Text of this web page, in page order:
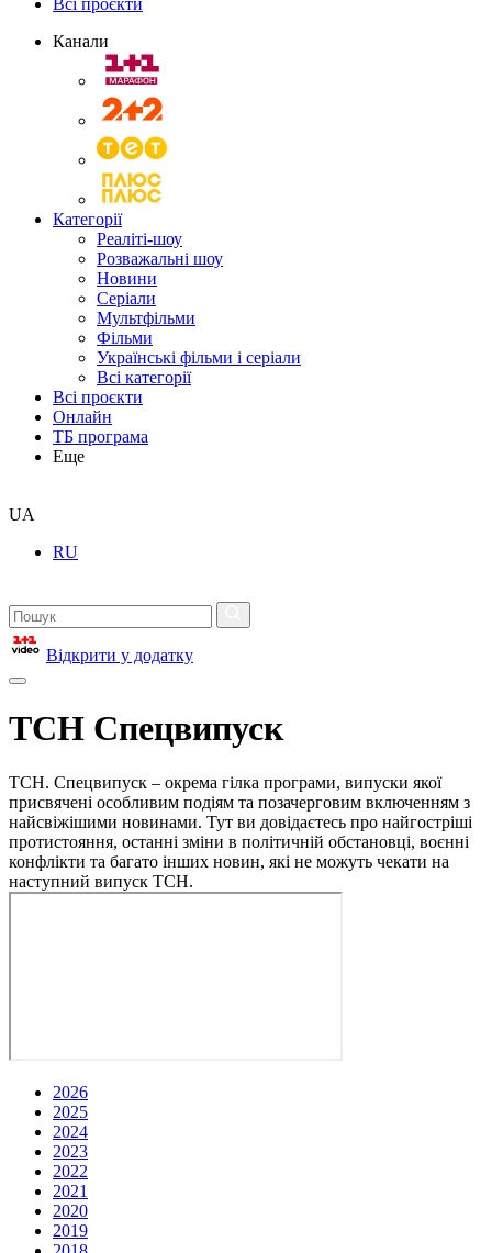
Всі проєкти
Канали
Категорії
Реаліті-шоу
Розважальні шоу
Новини
Серіали
Мультфільми
Фільми
Українські фільми і серіали
Всі категорії
Всі проєкти
Онлайн
ТБ програма
Еще
UA
RU
Відкрити у додатку
ТСН Спецвипуск
ТСН. Спецвипуск – окрема гілка програми, випуски якої
присвячені особливим подіям та позачерговим включенням з
найсвіжішими новинами. Тут ви довідаєтесь про найгостріші
протистояння, останні зміни в політичній обстановці, воєнні
конфлікти та багато інших новин, які не можуть чекати на
наступний випуск ТСН.
2026
2025
2024
2023
2022
2021
2020
2019